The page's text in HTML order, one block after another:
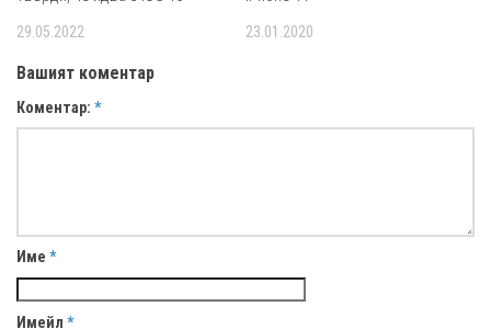
29.05.2022 23.01.2020
Вашият коментар
Коментар: *
Име *
Имейл *